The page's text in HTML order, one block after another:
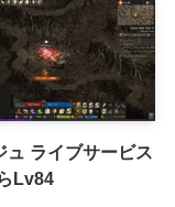
ュ ライブサービス
Lv84